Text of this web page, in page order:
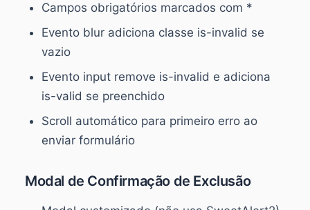
Campos obrigatórios marcados com *
Evento blur adiciona classe is-invalid se
vazio
Evento input remove is-invalid e adiciona
is-valid se preenchido
Scroll automático para primeiro erro ao
enviar formulário
Modal de Confirmação de Exclusão